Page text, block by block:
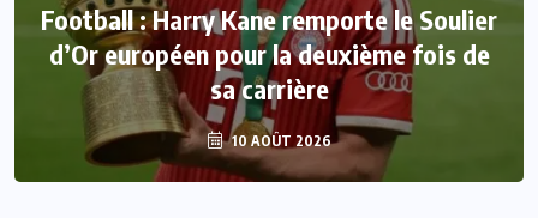
Football : Harry Kane remporte le Soulier
d’Or européen pour la deuxième fois de
sa carrière
10 AOÛT 2026
Crise à la FIFA : L’UEFA, la Concacaf et
l’AFC ouvrent un nouveau front contre
Infantino
10 AOÛT 2026